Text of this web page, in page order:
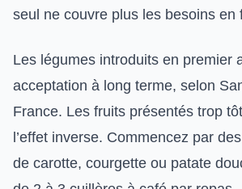
seul ne couvre plus les besoins en
Les légumes introduits en premier
acceptation à long terme, selon
France. Les fruits présentés trop
l’effet inverse. Commencez par
de carotte, courgette ou patate